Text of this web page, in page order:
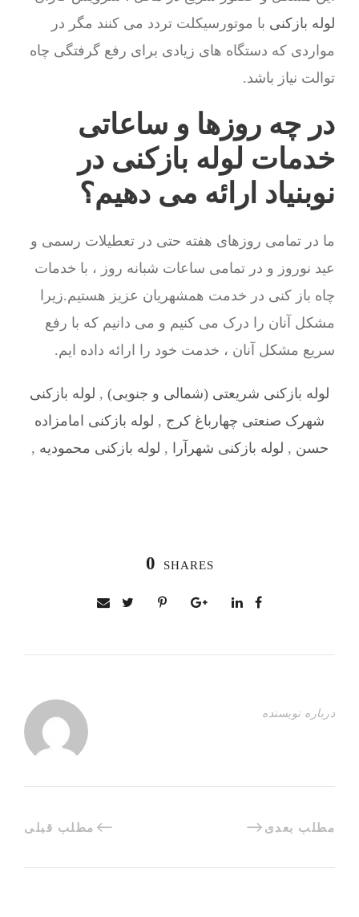
لوله بازکنی با موتورسیکلت تردد می کنند مگر در
مواردی که دستگاه های زیادی برای رفع گرفتگی چاه
توالت نیاز باشد.
در چه روزها و ساعاتی
خدمات لوله بازکنی در
نوبنیاد ارائه می دهیم؟
ما در تمامی روزهای هفته حتی در تعطیلات رسمی و
عید نوروز و در تمامی ساعات شبانه روز ، با خدمات
چاه باز کنی در خدمت همشهریان عزیز هستیم.زیرا
مشکل آنان را درک می کنیم و می دانیم که با رفع
سریع مشکل آنان ، خدمت خود را ارائه داده ایم.
لوله بازکنی شریعتی (شمالی و جنوبی) , لوله بازکنی
شهرک صنعتی چهارباغ کرج , لوله بازکنی امامزاده
حسن , لوله بازکنی شهرآرا , لوله بازکنی محمودیه ,
0 SHARES
درباره نویسنده
مطلب قبلی مطلب بعدی